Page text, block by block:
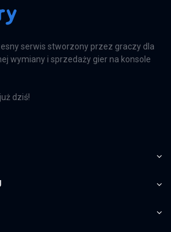
serwis stworzony przez graczy dla
wymiany i sprzedaży gier na konsole
dziś!